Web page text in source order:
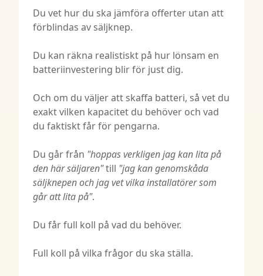
Du vet hur du ska jämföra offerter utan att
förblindas av säljknep.
Du kan räkna realistiskt på hur lönsam en
batteriinvestering blir för just dig.
Och om du väljer att skaffa batteri, så vet du
exakt vilken kapacitet du behöver och vad
du faktiskt får för pengarna.
Du går från "hoppas verkligen jag kan lita på
den här säljaren"till "jag kan genomskåda
säljknepen och jag vet vilka installatörer som
går att lita på".
Du får full koll på vad du behöver.
Full koll på vilka frågor du ska ställa.